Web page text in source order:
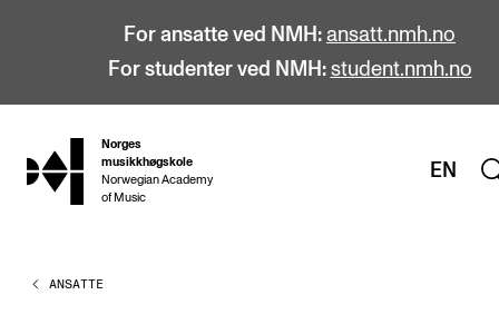
For ansatte ved NMH: ansatt.nmh.no
For studenter ved NMH: student.nmh.no
hjem
Norges
musikkhøgskole
Norwegian Academy
of Music
EN
STUDIER
ANSATTE